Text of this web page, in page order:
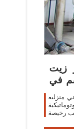
زيت
في
...
منزلية
الفولاذ المقاوم للصدأ 304 أوتوماتيكية